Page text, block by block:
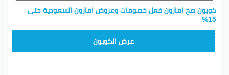
كوبون صح امازون فعل خصومات وعروض امازون السعودية حتى
15%
عرض الكوبون